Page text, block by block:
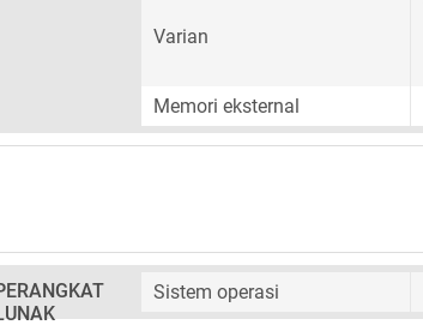
Varian
Memori eksternal
Sistem operasi